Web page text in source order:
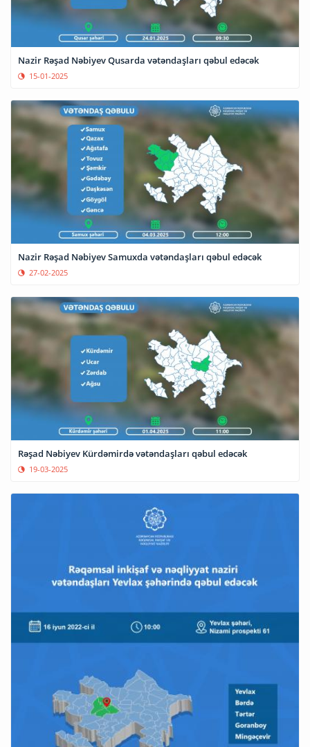
Nazir Rəşad Nəbiyev Qusarda vətəndaşları qəbul edəcək
15-01-2025
Nazir Rəşad Nəbiyev Samuxda vətəndaşları qəbul edəcək
27-02-2025
Rəşad Nəbiyev Kürdəmirdə vətəndaşları qəbul edəcək
19-03-2025